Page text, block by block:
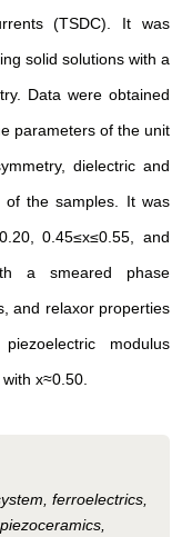
(TSDC). It was
solid solutions with a
Data were obtained
parameters of the unit
dielectric and
of the samples. It was
0.45≤x≤0.55, and
a smeared phase
and relaxor properties
modulus
x≈0.50.
ferroelectrics,